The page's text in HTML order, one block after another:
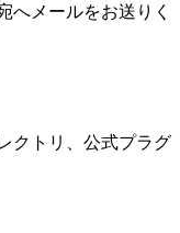
へメールをお送りく
クトリ、公式プラグ